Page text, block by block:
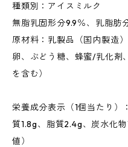
種類別：アイスミルク
無脂乳固形分9.9％、乳脂肪
原材料：乳製品（国内製造
卵、ぶどう糖、蜂蜜/乳化剤
を含む）
栄養成分表示（1個当たり）
質1.8g、脂質2.4g、炭水化
値）